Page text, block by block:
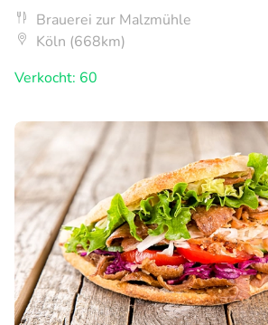
Brauerei zur Malzmühle
Köln (668km)
Verkocht: 60